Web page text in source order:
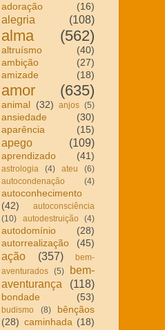
adoração
(16)
alegria (108)
alma (562)
altruísmo
(40)
ambição
(27)
amizade
(18)
amor (635)
animal (32) anjos (5)
ansiedade
(30)
aparência
(15)
apego (109)
aprendizado (41)
astrologia (4) ateu
(6)
autocondenação
(4)
autoconhecimento
(42)
autoconsciência
(10)
autodestruição (4)
autodomínio
(28)
autorrealização
(45)
ação (357)
bem-
aventurados (5)
bem-
aventurança
(118)
bondade (53)
budismo (8)
bênçãos
(28) caminhada (18)